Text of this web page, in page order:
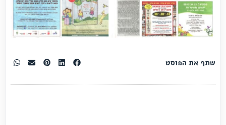
שתף את הפוסט